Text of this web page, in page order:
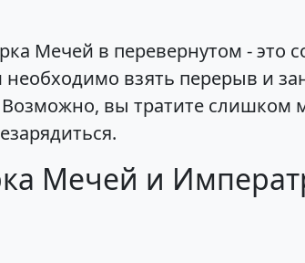
Мечей в перевернутом - это
взять перерыв и
вы тратите слишком
Мечей и